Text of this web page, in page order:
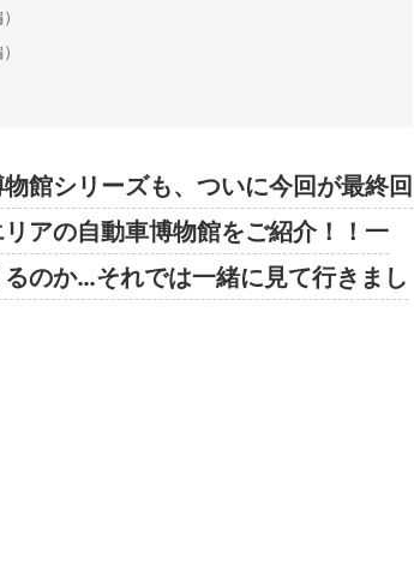
館シリーズも、ついに今回が最終回
アの自動車博物館をご紹介！！一
のか…それでは一緒に見て行きまし